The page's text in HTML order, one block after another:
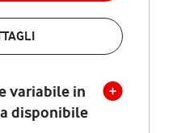
variabile in
disponibile